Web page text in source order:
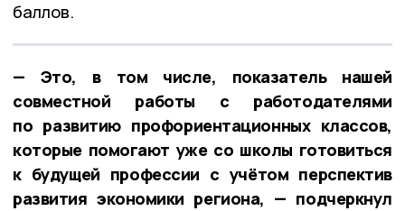
баллов.
— Это, в том числе, показатель нашей
совместной работы с работодателями
по развитию профориентационных классов,
которые помогают уже со школы готовиться
к будущей профессии с учётом перспектив
развития экономики региона, — подчеркнул